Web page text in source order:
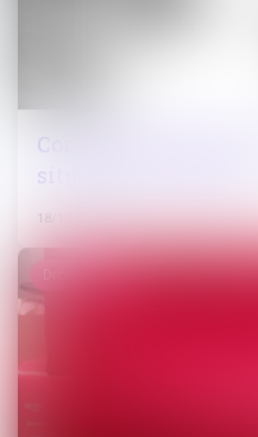
Corruption de basse
situation en France ?
18/12/2024
Droit pénal